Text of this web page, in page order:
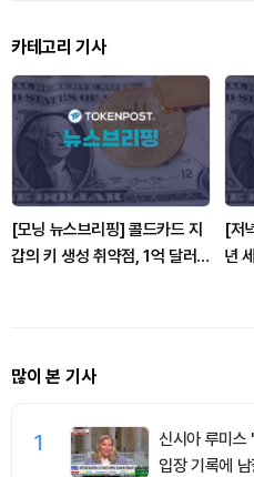
카테고리 기사
[모닝 뉴스브리핑] 콜드카드 지
갑의 키 생성 취약점, 1억 달러
[저
년
많이 본 기사
1
신시아 루미
입장 기록에